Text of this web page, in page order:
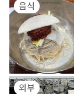
음식
외부